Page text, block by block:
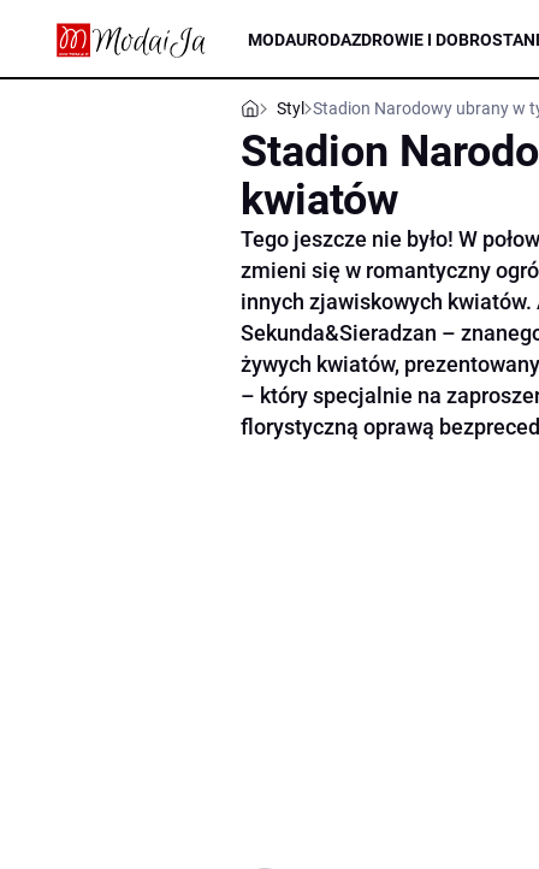
MODAURODAZDROWIE I DOBROSTAN
Styl Stadion Narodowy ubrany w
Stadion
kwiatów
Tego jeszcze nie było! W
zmieni się w romantyczny
innych zjawiskowych
Sekunda&Sieradzan –
żywych kwiatów,
– który specjalnie na
florystyczną oprawą